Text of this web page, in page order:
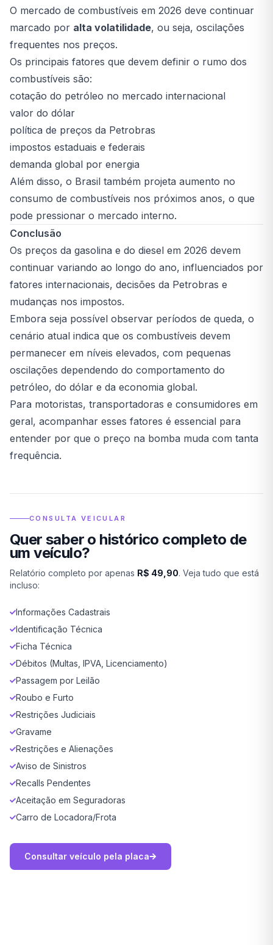
O mercado de combustíveis em 2026 deve continuar
marcado por alta volatilidade, ou seja, oscilações
frequentes nos preços.
Os principais fatores que devem definir o rumo dos
combustíveis são:
cotação do petróleo no mercado internacional
valor do dólar
política de preços da Petrobras
impostos estaduais e federais
demanda global por energia
Além disso, o Brasil também projeta aumento no
consumo de combustíveis nos próximos anos, o que
pode pressionar o mercado interno.
Conclusão
Os preços da gasolina e do diesel em 2026 devem
continuar variando ao longo do ano, influenciados por
fatores internacionais, decisões da Petrobras e
mudanças nos impostos.
Embora seja possível observar períodos de queda, o
cenário atual indica que os combustíveis devem
permanecer em níveis elevados, com pequenas
oscilações dependendo do comportamento do
petróleo, do dólar e da economia global.
Para motoristas, transportadoras e consumidores em
geral, acompanhar esses fatores é essencial para
entender por que o preço na bomba muda com tanta
frequência.
CONSULTA VEICULAR
Quer saber o histórico completo de
um veículo?
Relatório completo por apenas R$ 49,90. Veja tudo que está
incluso:
Informações Cadastrais
Identificação Técnica
Ficha Técnica
Débitos (Multas, IPVA, Licenciamento)
Passagem por Leilão
Roubo e Furto
Restrições Judiciais
Gravame
Restrições e Alienações
Aviso de Sinistros
Recalls Pendentes
Aceitação em Seguradoras
Carro de Locadora/Frota
Consultar veículo pela placa